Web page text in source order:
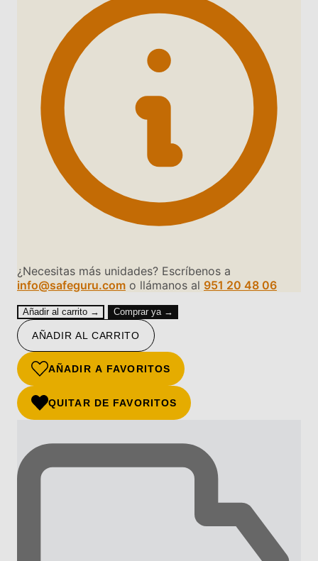
¿Necesitas más unidades? Escríbenos a
info@safeguru.com o llámanos al 951 20 48 06
Añadir al carrito → Comprar ya →
AÑADIR AL CARRITO
AÑADIR A FAVORITOS
QUITAR DE FAVORITOS